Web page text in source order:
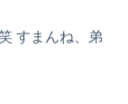
すまんね、弟